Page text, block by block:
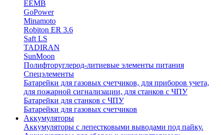
EEMB
GoPower
Minamoto
Robiton ER 3.6
Saft LS
TADIRAN
SunMoon
Полифторуглерод-литиевые элементы питания
Спецэлементы
Батарейки для газовых счетчиков, для приборов учета,
для пожарной сигнализации, для станков с ЧПУ
Батарейки для станков с ЧПУ
Батарейки для газовых счетчиков
Аккумуляторы
Аккумуляторы с лепестковыми выводами под пайку.